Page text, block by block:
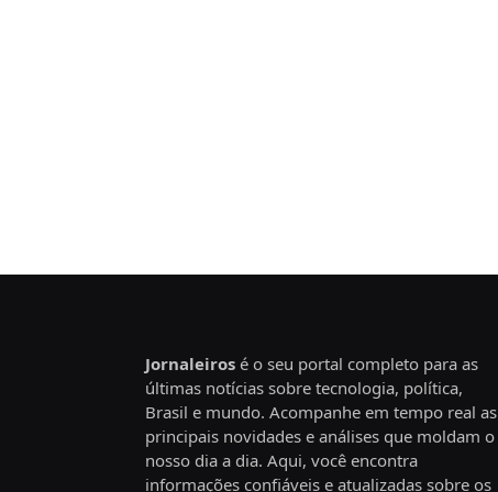
Jornaleiros é o seu portal completo para as
últimas notícias sobre tecnologia, política,
Brasil e mundo. Acompanhe em tempo real as
principais novidades e análises que moldam o
nosso dia a dia. Aqui, você encontra
informações confiáveis e atualizadas sobre os